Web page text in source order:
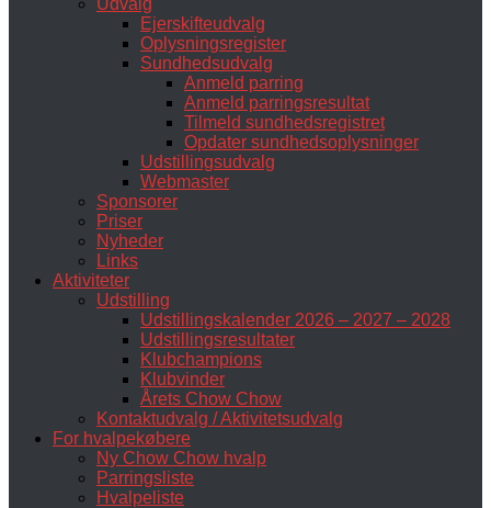
Udvalg
Ejerskifteudvalg
Oplysningsregister
Sundhedsudvalg
Anmeld parring
Anmeld parringsresultat
Tilmeld sundhedsregistret
Opdater sundhedsoplysninger
Udstillingsudvalg
Webmaster
Sponsorer
Priser
Nyheder
Links
Aktiviteter
Udstilling
Udstillingskalender 2026 – 2027 – 2028
Udstillingsresultater
Klubchampions
Klubvinder
Årets Chow Chow
Kontaktudvalg / Aktivitetsudvalg
For hvalpekøbere
Ny Chow Chow hvalp
Parringsliste
Hvalpeliste